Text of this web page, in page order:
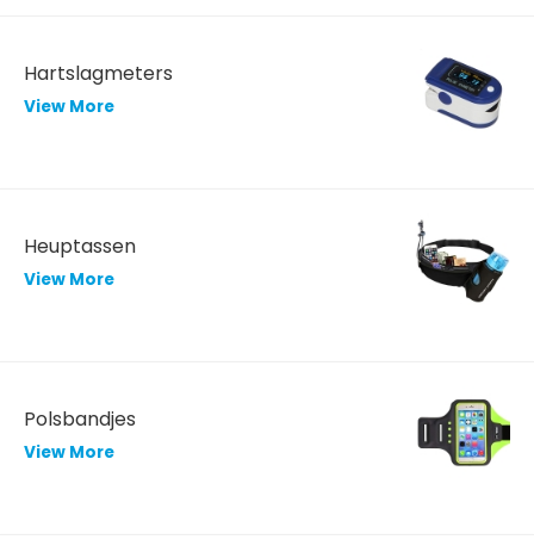
Hartslagmeters
View More
Heuptassen
View More
Polsbandjes
View More